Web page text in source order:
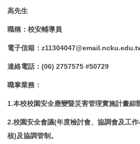
高先生
職稱 ： 校安輔導員
電子信箱 ：
連絡電話 ： (06) 2757575 #50729
職掌業務 ：
1.本校校園安全應變暨災害管理實施計畫綜
2.校園安全會議(年度檢討會、協調會及工
核)及協調管制。